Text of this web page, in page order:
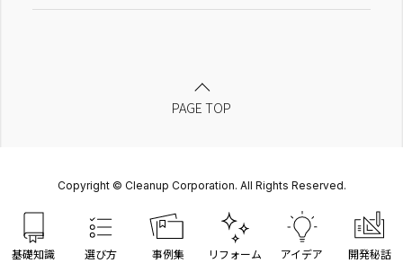
基礎知識 選び方 事例集 リフォーム アイデア 開発秘話
PAGE TOP
Copyright © Cleanup Corporation. All Rights Reserved.